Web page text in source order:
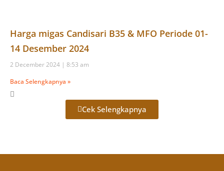
Harga migas Candisari B35 & MFO Periode 01-
14 Desember 2024
2 December 2024
8:53 am
Baca Selengkapnya »
Cek Selengkapnya